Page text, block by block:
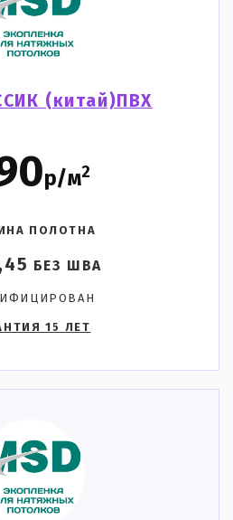
(китай)ПВХ
р/м2
ПОЛОТНА
БЕЗ ШВА
15 ЛЕТ